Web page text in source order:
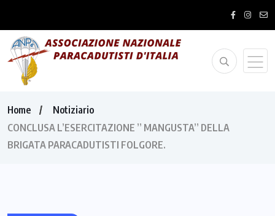
Home
Notiziario
CONCLUSA L’ESERCITAZIONE ” MANGUSTA” DELLA
BRIGATA PARACADUTISTI FOLGORE.